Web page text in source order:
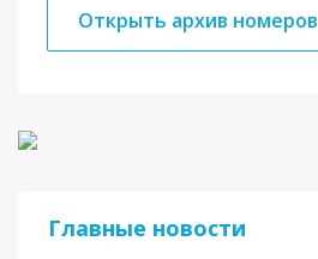
Открыть архив номеров
Главные новости